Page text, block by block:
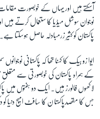
آسکتے ہیں اور یہاں کے خوبصورت مقامات
نوجوان سوشل میڈیا کا ستعمال کرتے ہیں
پاکستان کو کثیر زرمبادلہ حاصل ہوسکتا ہے۔
ایوا زو بیک کا کہنا تھا کہ پاکستانی
کے ہمراہ پاکستان کی خوبصورتی سے
لاکھوں فالورز ہیں۔ ایک دو ہفتوں میں
جس کا مقصدپاکستا ن کا سافٹ امیج دنیا کو